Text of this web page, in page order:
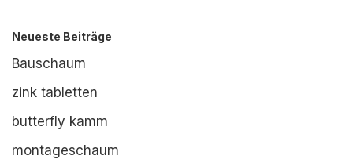
Neueste Beiträge
Bauschaum
zink tabletten
butterfly kamm
montageschaum